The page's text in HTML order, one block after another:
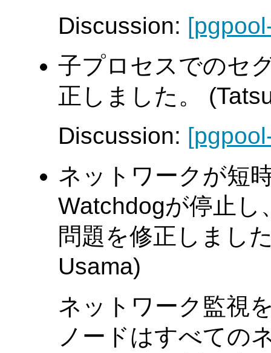
Discussion:
子プロセスでのセ
正しました。
Discussion:
ネットワークが短
Watchdogが停止し
問題を修正しまし
Usama)
ネットワーク監視
ノードはすべての